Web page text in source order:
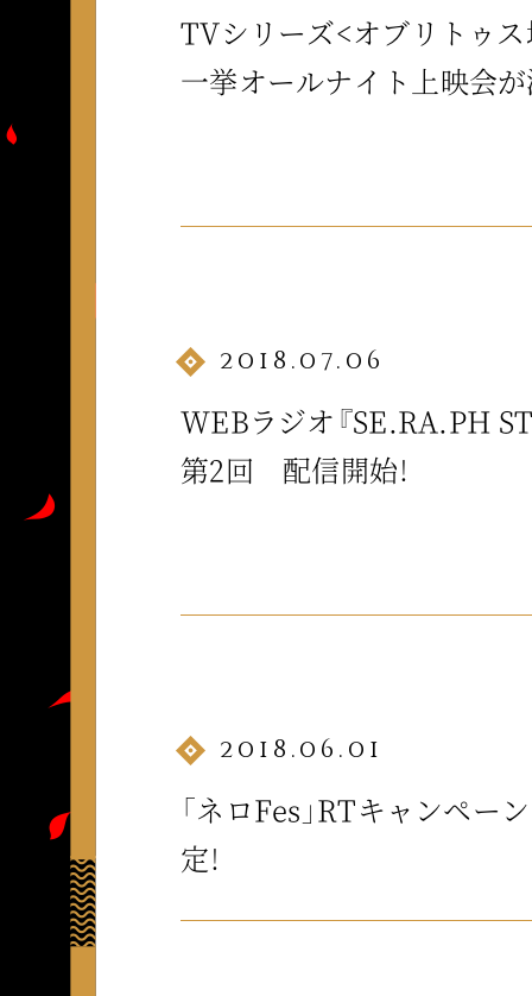
TVシリーズ<オブリトゥ
一挙オールナイト上映会が
2018.07.06
WEBラジオ『SE.RA.PH
第2回 配信開始！
2018.06.01
「ネロFes」RTキャンペー
定！